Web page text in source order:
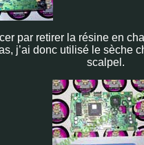
par retirer la résine en
j’ai donc utilisé le sèche
scalpel.